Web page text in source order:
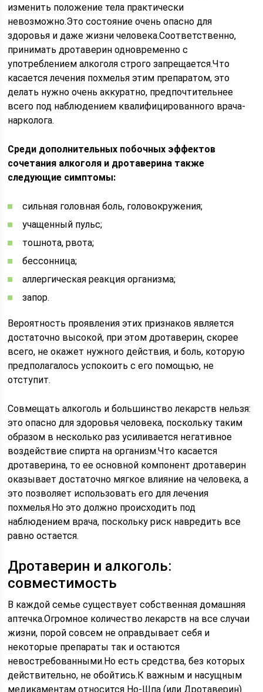
изменить положение тела практически
невозможно.Это состояние очень опасно для
здоровья и даже жизни человека.Соответственно,
принимать дротаверин одновременно с
употреблением алкоголя строго запрещается.Что
касается лечения похмелья этим препаратом, это
делать нужно очень аккуратно, предпочтительнее
всего под наблюдением квалифицированного врача-
нарколога.
Среди дополнительных побочных эффектов
сочетания алкоголя и дротаверина также
следующие симптомы:
сильная головная боль, головокружения;
учащенный пульс;
тошнота, рвота;
бессонница;
аллергическая реакция организма;
запор.
Вероятность проявления этих признаков является
достаточно высокой, при этом дротаверин, скорее
всего, не окажет нужного действия, и боль, которую
предполагалось успокоить с его помощью, не
отступит.
Совмещать алкоголь и большинство лекарств нельзя:
это опасно для здоровья человека, поскольку таким
образом в несколько раз усиливается негативное
воздействие спирта на организм.Что касается
дротаверина, то ее основной компонент дротаверин
оказывает достаточно мягкое влияние на человека, а
это позволяет использовать его для лечения
похмелья.Но это должно происходить под
наблюдением врача, поскольку риск навредить все
равно остается.
Дротаверин и алкоголь:
совместимость
В каждой семье существует собственная домашняя
аптечка.Огромное количество лекарств на все случаи
жизни, порой совсем не оправдывает себя и
некоторые препараты так и остаются
невостребованными.Но есть средства, без которых
действительно, не обойтись.К важным и насущным
медикаментам относится Но-Шпа (или Дротаверин).